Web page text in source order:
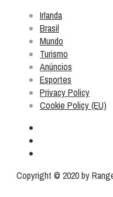
Irlanda
Brasil
Mundo
Turismo
Anúncios
Esportes
Privacy Policy
Cookie Policy (EU)
Copyright © 2020 by